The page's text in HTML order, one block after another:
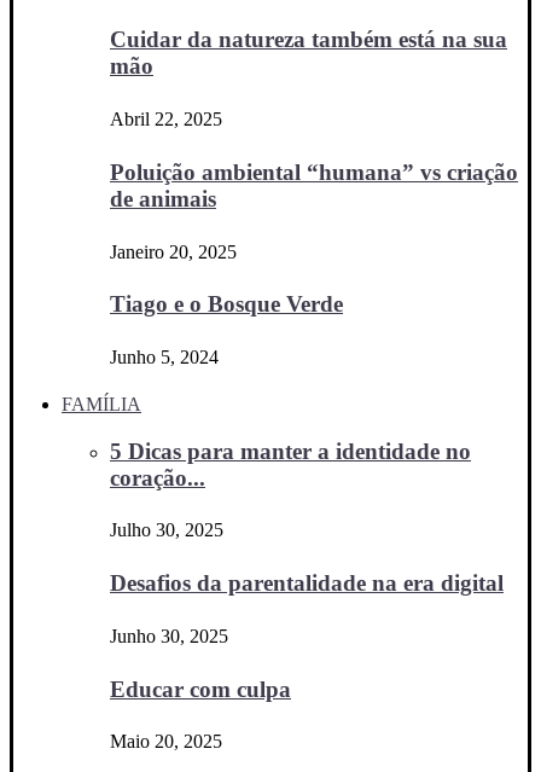
Cuidar da natureza também está na sua
mão
Abril 22, 2025
Poluição ambiental “humana” vs criação
de animais
Janeiro 20, 2025
Tiago e o Bosque Verde
Junho 5, 2024
FAMÍLIA
5 Dicas para manter a identidade no
coração...
Julho 30, 2025
Desafios da parentalidade na era digital
Junho 30, 2025
Educar com culpa
Maio 20, 2025